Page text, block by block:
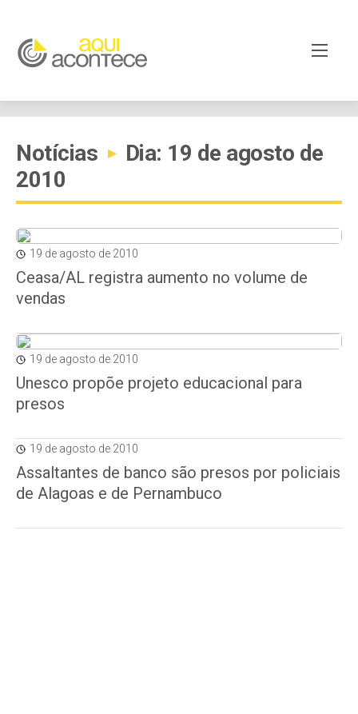
Notícias ▸
Dia: 19 de agosto de
2010
19 de agosto de 2010
Ceasa/AL registra aumento no volume de
vendas
19 de agosto de 2010
Unesco propõe projeto educacional para
presos
19 de agosto de 2010
Assaltantes de banco são presos por policiais
de Alagoas e de Pernambuco